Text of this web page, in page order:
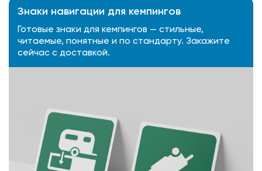
Знаки навигации для кемпингов
Готовые знаки для кемпингов — стильные,
читаемые, понятные и по стандарту. Закажите
сейчас с доставкой.